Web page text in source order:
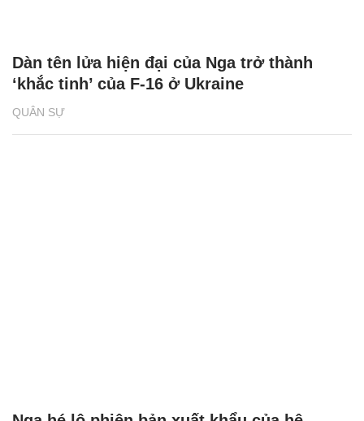
QUÂN SỰ
Dàn tên lửa hiện đại của Nga trở thành
‘khắc tinh’ của F-16 ở Ukraine